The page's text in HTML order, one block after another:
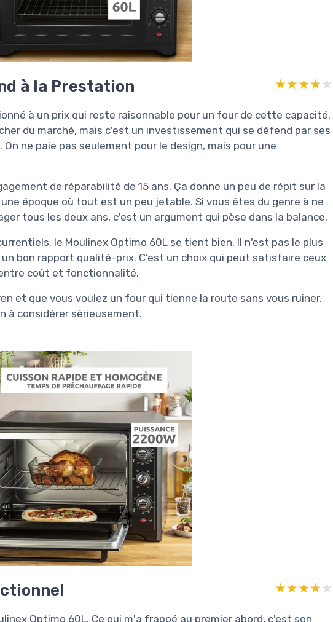
à la Prestation ★★★★★
★★★★★
à un prix qui reste raisonnable pour un four de cette capacité.
du marché, mais c'est un investissement qui se défend par ses
ne paie pas seulement pour le design, mais pour une
de réparabilité de 15 ans. Ça donne un peu de répit sur la
époque où tout est un peu jetable. Si vous êtes du genre à ne
tous les deux ans, c'est un argument qui pèse dans la balance.
le Moulinex Optimo 60L se tient bien. Il n'est pas le plus
bon rapport qualité-prix. C'est un choix qui peut satisfaire ceux
coût et fonctionnalité.
et que vous voulez un four qui tienne la route sans vous ruiner,
à considérer sérieusement.
★★★★★
★★★★★
Optimo 60L. Ce qui m'a frappé au premier abord, c'est son